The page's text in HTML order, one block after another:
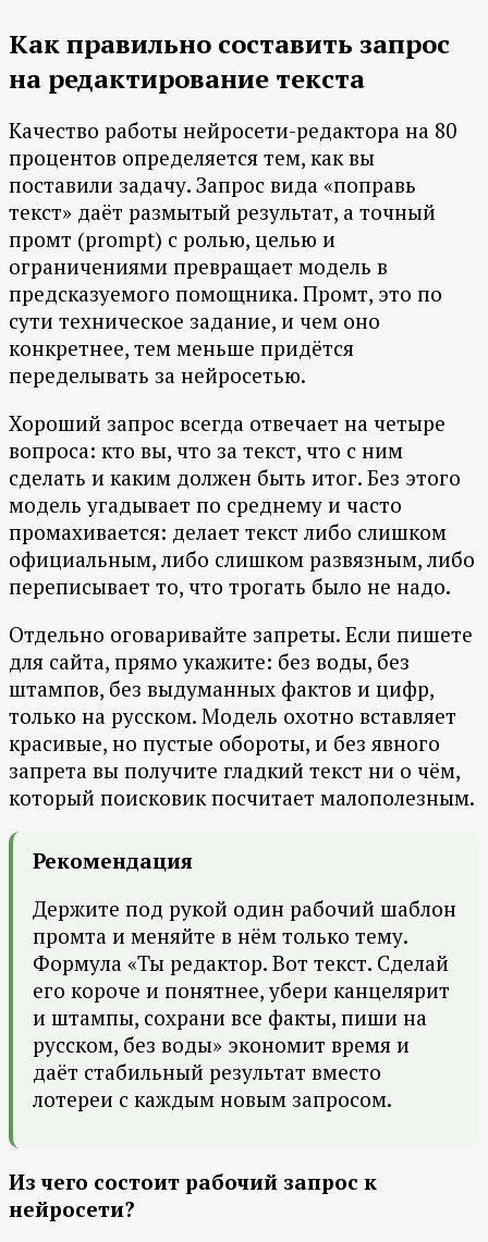
Как правильно составить запрос
на редактирование текста
Качество работы нейросети-редактора на 80
процентов определяется тем, как вы
поставили задачу. Запрос вида «поправь
текст» даёт размытый результат, а точный
промт (prompt) с ролью, целью и
ограничениями превращает модель в
предсказуемого помощника. Промт, это по
сути техническое задание, и чем оно
конкретнее, тем меньше придётся
переделывать за нейросетью.
Хороший запрос всегда отвечает на четыре
вопроса: кто вы, что за текст, что с ним
сделать и каким должен быть итог. Без этого
модель угадывает по среднему и часто
промахивается: делает текст либо слишком
официальным, либо слишком развязным, либо
переписывает то, что трогать было не надо.
Отдельно оговаривайте запреты. Если пишете
для сайта, прямо укажите: без воды, без
штампов, без выдуманных фактов и цифр,
только на русском. Модель охотно вставляет
красивые, но пустые обороты, и без явного
запрета вы получите гладкий текст ни о чём,
который поисковик посчитает малополезным.
Рекомендация
Держите под рукой один рабочий шаблон
промта и меняйте в нём только тему.
Формула «Ты редактор. Вот текст. Сделай
его короче и понятнее, убери канцелярит
и штампы, сохрани все факты, пиши на
русском, без воды» экономит время и
даёт стабильный результат вместо
лотереи с каждым новым запросом.
Из чего состоит рабочий запрос к
нейросети?